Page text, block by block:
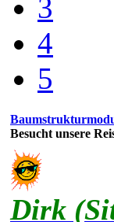
3
4
5
Besucht unsere
Dirk